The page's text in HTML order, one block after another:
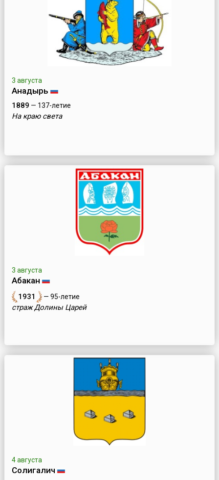
3 августа
Анадырь
1889 — 137-летие
На краю света
3 августа
Абакан
1931 — 95-летие
страж Долины Царей
4 августа
Солигалич